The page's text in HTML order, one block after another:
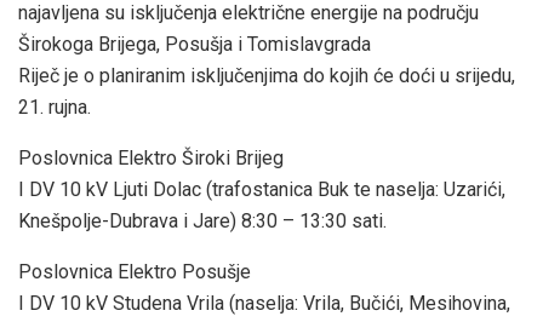
najavljena su isključenja električne energije na području
Širokoga Brijega, Posušja i Tomislavgrada
Riječ je o planiranim isključenjima do kojih će doći u srijedu,
21. rujna.
Poslovnica Elektro Široki Brijeg
I DV 10 kV Ljuti Dolac (trafostanica Buk te naselja: Uzarići,
Knešpolje-Dubrava i Jare) 8:30 – 13:30 sati.
Poslovnica Elektro Posušje
I DV 10 kV Studena Vrila (naselja: Vrila, Bučići, Mesihovina,